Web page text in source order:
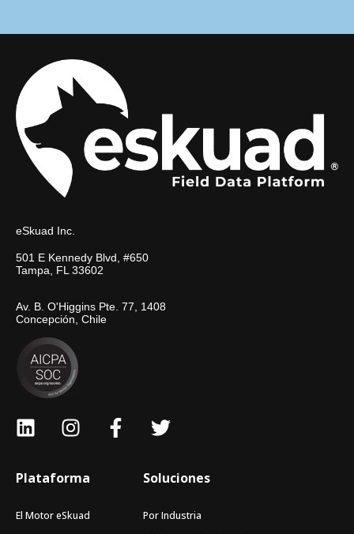
eSkuad Inc.
501 E Kennedy Blvd, #650
Tampa, FL 33602
Av. B. O'Higgins Pte. 77, 1408
Concepción, Chile
Plataforma
El Motor eSkuad
Soluciones
Por Industria